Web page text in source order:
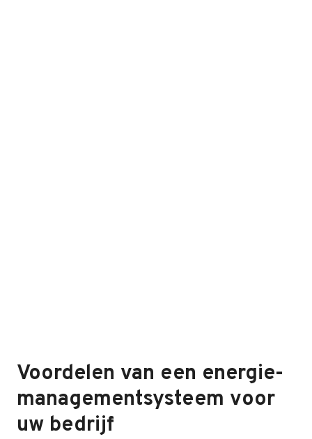
Voordelen van een energie­
management­systeem voor
uw bedrijf